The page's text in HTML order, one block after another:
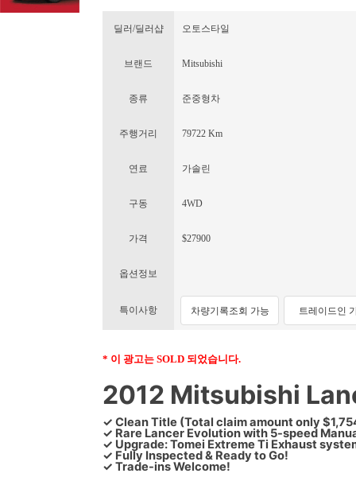
딜러/딜러샵 오토스타일
브랜드 Mitsubishi
종류 준중형차
주행거리 79722 Km
연료 가솔린
구동 4WD
가격 $27900
옵션정보
특이사항 차량기록조회 가능 트레이드인
* 이 광고는 SOLD 되었습니다.
2012 Mitsubishi
✓ Clean Title (Total claim amount only
✓ Rare Lancer Evolution with 5-speed
✓ Upgrade: Tomei Extreme Ti Exhaust
✓ Fully Inspected & Ready to Go!
✓ Trade-ins Welcome!